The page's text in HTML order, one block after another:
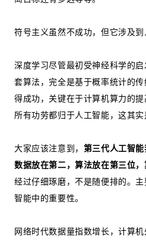
符号主义虽然不成功，但它涉及到
深度学习尽管最初受神经科学的
套算法，完全是基于概率统计的
得成功，关键在于计算机算力的
所有功劳都归于人工智能，这其实
大家应该注意到， 第三代人工智能
数据放在第二，算法放在第三位
经过仔细琢磨，不是随便排的。主
智能中的重要性。
网络时代数据量指数增长，计算